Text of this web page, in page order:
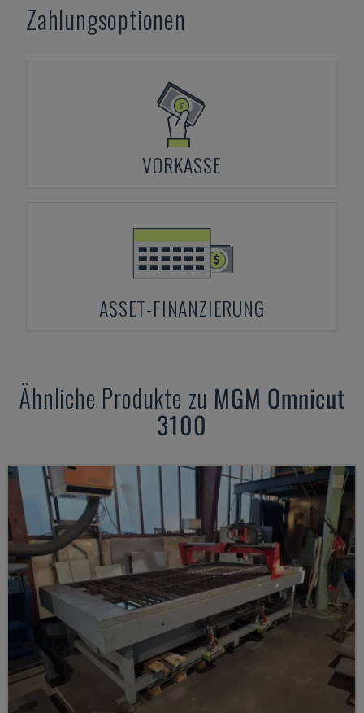
Zahlungsoptionen
VORKASSE
ASSET-FINANZIERUNG
Ähnliche Produkte zu MGM Omnicut
3100